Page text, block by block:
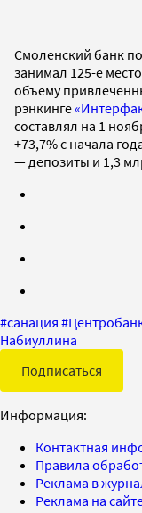
Смоленский банк
занимал 125-е
объему
рэнкинге
составлял на 1
+73,7% с начала
— депозиты и 1,3
#санация #
Набиуллина
Подписаться
Информация:
Контактная
Правила
Реклама в
Реклама на